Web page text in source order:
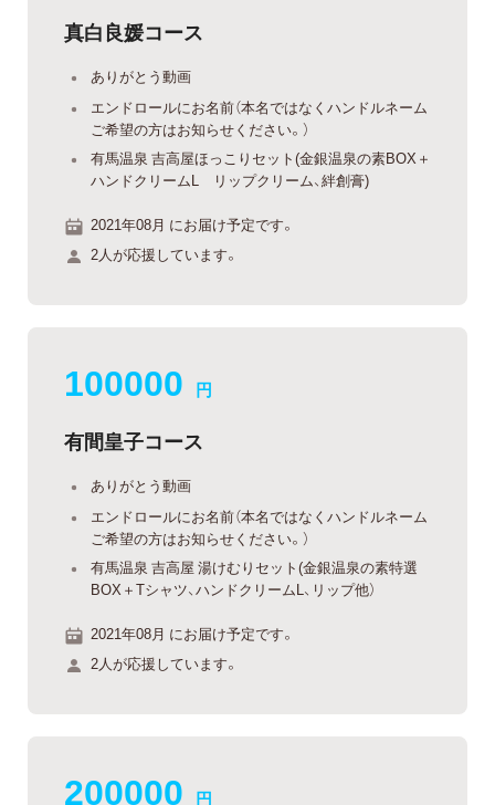
真白良媛コース
ありがとう動画
エンドロールにお名前（本名ではなくハンドルネーム
ご希望の方はお知らせください。）
有馬温泉 吉高屋ほっこりセット(金銀温泉の素BOX＋
ハンドクリームL リップクリーム、絆創膏)
2021年08月 にお届け予定です。
2人が応援しています。
100000 円
有間皇子コース
ありがとう動画
エンドロールにお名前（本名ではなくハンドルネーム
ご希望の方はお知らせください。）
有馬温泉 吉高屋 湯けむりセット(金銀温泉の素特選
BOX＋Tシャツ、ハンドクリームL、リップ他）
2021年08月 にお届け予定です。
2人が応援しています。
200000 円